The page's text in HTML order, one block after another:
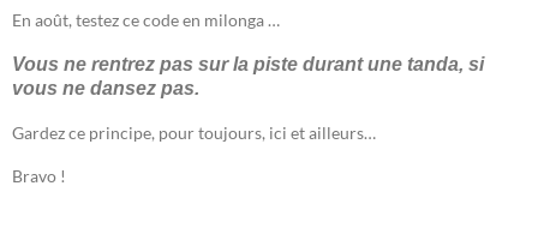
En août, testez ce code en milonga …
Vous ne rentrez pas sur la piste durant une tanda, si
vous ne dansez pas.
Gardez ce principe, pour toujours, ici et ailleurs…
Bravo !